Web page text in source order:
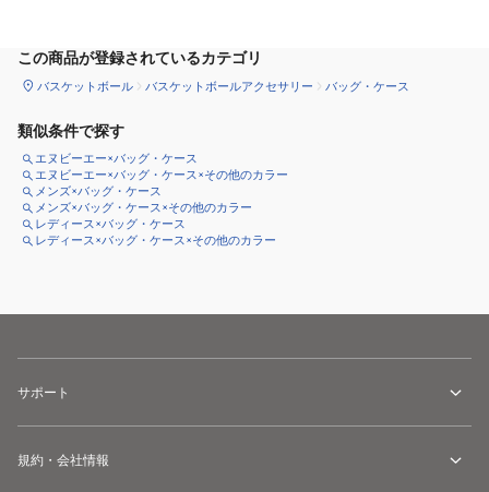
この商品が登録されているカテゴリ
バスケットボール バスケットボールアクセサリー バッグ・ケース
類似条件で探す
エヌビーエー×バッグ・ケース
エヌビーエー×バッグ・ケース×その他のカラー
メンズ×バッグ・ケース
メンズ×バッグ・ケース×その他のカラー
レディース×バッグ・ケース
レディース×バッグ・ケース×その他のカラー
サポート
規約・会社情報